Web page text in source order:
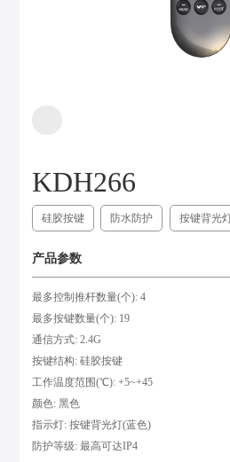
KDH266
硅胶按键 防水防护 按键背光
产品参数
最多控制推杆数量(个): 4
最多按键数量(个): 19
通信方式: 2.4G
按键结构: 硅胶按键
工作温度范围(℃): +5~+45
颜色: 黑色
指示灯: 按键背光灯(蓝色)
防护等级: 最高可达IP4